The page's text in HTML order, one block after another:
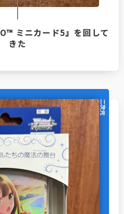
ミニカード5』を回して
きた
二次元